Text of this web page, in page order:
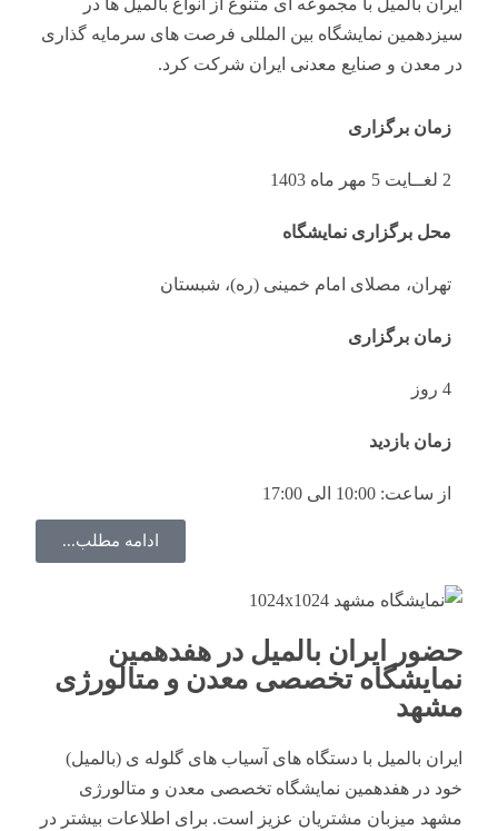
ایران بالمیل با مجموعه ای متنوع از انواع بالمیل ها در
سیزدهمین نمایشگاه بین المللی فرصت های سرمایه گذاری
در معدن و صنایع معدنی ایران شرکت کرد.
زمان برگزاری
2 لغــایت 5 مهر ماه 1403
محل برگزاری نمایشگاه
تهران، مصلای امام خمینی (ره)، شبستان
زمان برگزاری
4 روز
زمان بازدید
از ساعت: 10:00 الی 17:00
ادامه مطلب...
حضور ایران بالمیل در هفدهمین
نمایشگاه تخصصی معدن و متالورژی
مشهد
ایران بالمیل با دستگاه های آسیاب های گلوله ی (بالمیل)
خود در هفدهمین نمایشگاه تخصصی معدن و متالورژی
مشهد میزبان مشتریان عزیز است. برای اطلاعات بیشتر در